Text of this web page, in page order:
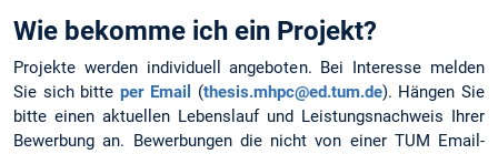
Wie bekomme ich ein Projekt?
Projekte werden individuell angeboten. Bei Interesse melden
Sie sich bitteper Email (thesis.mhpc@ed.tum.de). Hängen Sie
bitte einen aktuellen Lebenslauf und Leistungsnachweis Ihrer
Bewerbung an. Bewerbungen die nicht von einer TUM Email-